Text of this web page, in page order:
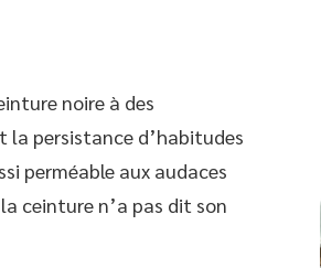
noire à des
la persistance d’habitudes
perméable aux audaces
ceinture n’a pas dit son